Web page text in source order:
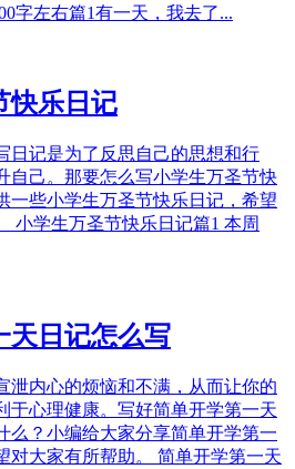
字左右篇1有一天，我去了...
快乐日记
日记是为了反思自己的思想和行
自己。那要怎么写小学生万圣节快
一些小学生万圣节快乐日记，希望
小学生万圣节快乐日记篇1 本周
天日记怎么写
泄内心的烦恼和不满，从而让你的
于心理健康。写好简单开学第一天
么？小编给大家分享简单开学第一
对大家有所帮助。 简单开学第一天